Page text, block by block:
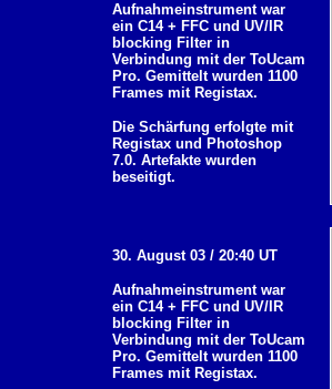
Aufnahmeinstrument war
ein C14 + FFC und UV/IR
blocking Filter in
Verbindung mit der ToUcam
Pro. Gemittelt wurden 1100
Frames mit Registax.
Die Schärfung erfolgte mit
Registax und Photoshop
7.0. Artefakte wurden
beseitigt.
30. August 03 / 20:40 UT
Aufnahmeinstrument war
ein C14 + FFC und UV/IR
blocking Filter in
Verbindung mit der ToUcam
Pro. Gemittelt wurden 1100
Frames mit Registax.